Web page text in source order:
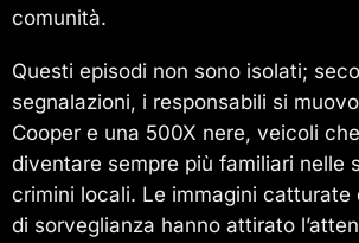
comunità.
Questi episodi non sono isolati;
segnalazioni, i responsabili si
Cooper e una 500X nere, veicoli
diventare sempre più familiari nelle
crimini locali. Le immagini catturate
di sorveglianza hanno attirato